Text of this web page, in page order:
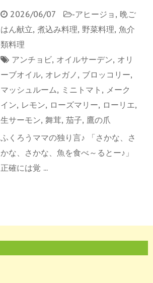
2026/06/07 -アヒージョ , 晩ご
はん献立, 煮込み料理, 野菜料理, 魚介
類料理
アンチョビ, オイルサーデン, オリ
ーブオイル, オレガノ , ブロッコリー,
マッシュルーム, ミニトマト , メーク
イン, レモン, ローズマリー, ローリエ,
生サーモン, 舞茸, 茄子, 鷹の爪
ふくろうママの独り言♪ 「さかな、さ
かな、さかな、魚を食べ～るとー♪」
正確には覚 ...